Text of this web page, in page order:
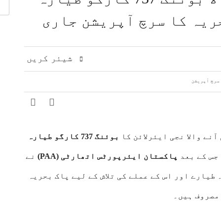
کے خلاف کشمیریوں سے اظہارِ یکجہتی
مشرق وسطیٰ پر اہم تبادلہ خیال
9 لاکھ سے زائد بھارتی فوج کشمیری عوام پر مظالم ڈھا رہی ہے، عاصم افتخار
کا سرچ آپریشن جاری
شیئر کریں
والا نجی ایئرلائن کا بوئنگ 737 کارگو طیارہ
کے بعد پاکستان ایئرپورٹس اتھارٹی (PAA) نے
اور اس کے عملے کی تلاش کے لیے پاک بحریہ
ہیں۔